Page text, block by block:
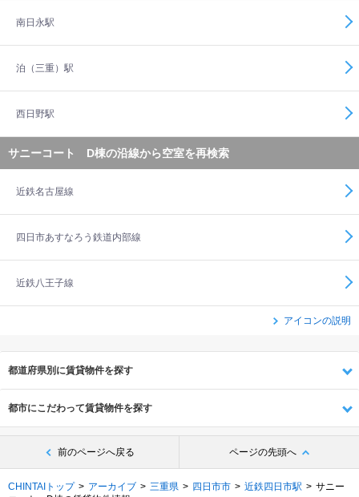
南日永駅
泊（三重）駅
西日野駅
サニーコート D棟の沿線から空室を再検索
近鉄名古屋線
四日市あすなろう鉄道内部線
近鉄八王子線
アイコンの説明
都道府県別に賃貸物件を探す
都市にこだわって賃貸物件を探す
前のページへ戻る ページの先頭へ
CHINTAIトップ アーカイブ 三重県 四日市市 近鉄四日市駅
サニー